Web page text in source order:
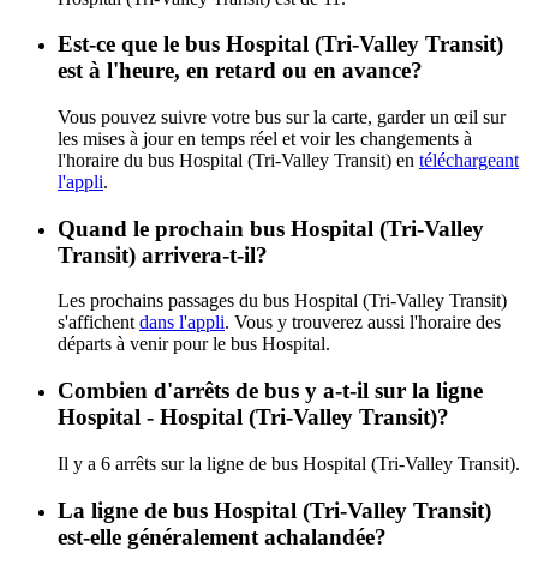
Est-ce que le bus Hospital (Tri-Valley Transit)
est à l'heure, en retard ou en avance?
Vous pouvez suivre votre bus sur la carte, garder un œil sur
les mises à jour en temps réel et voir les changements à
l'horaire du bus Hospital (Tri-Valley Transit) en téléchargeant
l'appli.
Quand le prochain bus Hospital (Tri-Valley
Transit) arrivera-t-il?
Les prochains passages du bus Hospital (Tri-Valley Transit)
s'affichent dans l'appli. Vous y trouverez aussi l'horaire des
départs à venir pour le bus Hospital.
Combien d'arrêts de bus y a-t-il sur la ligne
Hospital - Hospital (Tri-Valley Transit)?
Il y a 6 arrêts sur la ligne de bus Hospital (Tri-Valley Transit).
La ligne de bus Hospital (Tri-Valley Transit)
est-elle généralement achalandée?